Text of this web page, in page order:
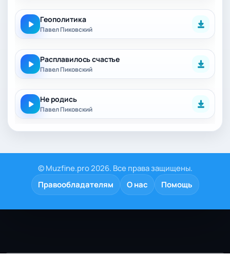
Геополитика
Павел Пиковский
Расплавилось счастье
Павел Пиковский
Не родись
Павел Пиковский
© Muzfine.pro 2026. Все права защищены.
Правообладателям
О нас Помощь